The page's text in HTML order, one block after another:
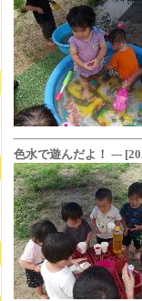
色水で遊んだよ！ ---